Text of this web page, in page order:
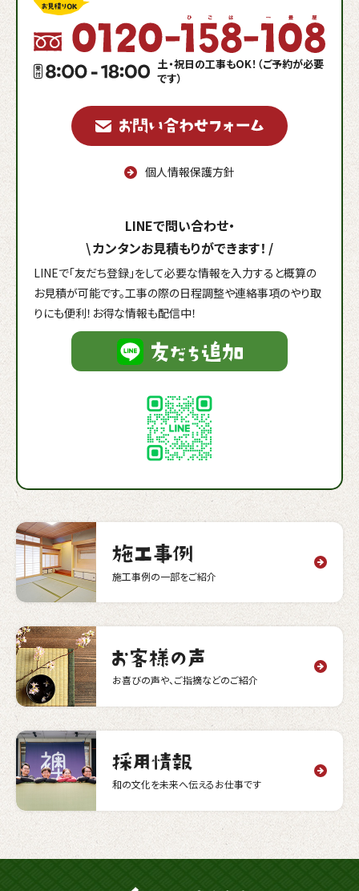
土・祝日の工事もOK！（ご予約が必要
です）
個人情報保護方針
\
LINEで問い合わせ・
カンタンお見積もりができます！ /
LINEで「友だち登録」をして必要な情報を入力すると概算の
お見積が可能です。工事の際の日程調整や連絡事項のやり取
りにも便利！お得な情報も配信中！
施工事例の一部をご紹介
お喜びの声や、ご指摘などのご紹介
和の文化を未来へ伝えるお仕事です